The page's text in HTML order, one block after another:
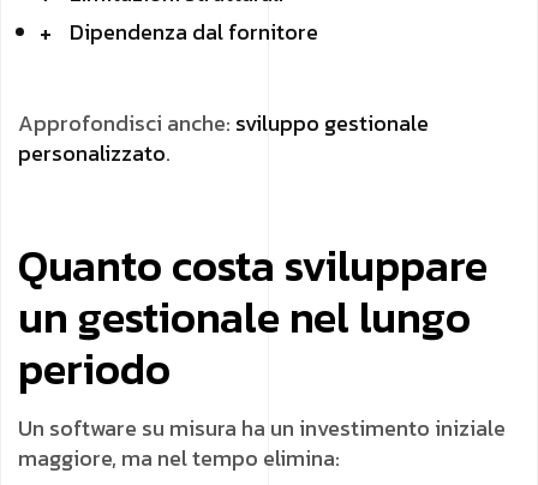
Dipendenza dal fornitore
Approfondisci anche: sviluppo gestionale
personalizzato.
Quanto costa sviluppare
un gestionale nel lungo
periodo
Un software su misura ha un investimento iniziale
maggiore, ma nel tempo elimina: